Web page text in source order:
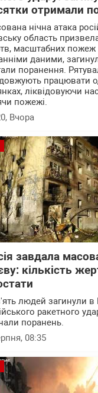
отримали
нічна атака
область
масштабних пожеж
даними,
поранення.
працювати
ліквідовуючи
пожежі.
, Вчора
завдала
кількість
людей загинули в
ракетного
поранень.
08:35